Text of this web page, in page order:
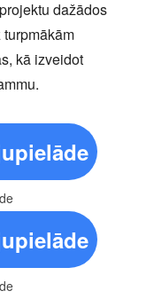
dažādos
kā izveidot